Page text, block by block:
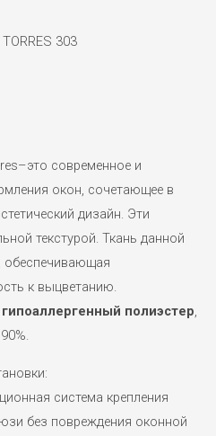
303
современное и
окон, сочетающее в
дизайн. Эти
текстурой. Ткань данной
обеспечивающая
к выцветанию.
гипоаллергенный полиэстер,
система крепления
без повреждения оконной